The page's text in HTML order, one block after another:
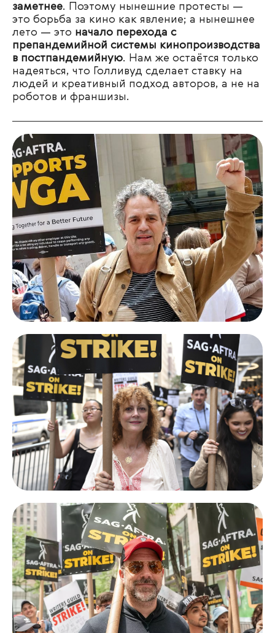
заметнее. Поэтому нынешние протесты —
это борьба за кино как явление; а нынешнее
лето — это начало перехода с
препандемийной системы кинопроизводства
в постпандемийную. Нам же остаётся только
надеяться, что Голливуд сделает ставку на
людей и креативный подход авторов, а не на
роботов и франшизы.